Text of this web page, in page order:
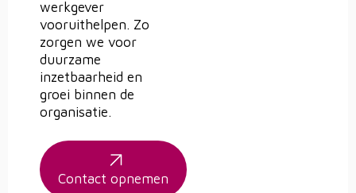
werkgever
vooruithelpen. Zo
zorgen we voor
duurzame
inzetbaarheid en
groei binnen de
organisatie.
Contact opnemen